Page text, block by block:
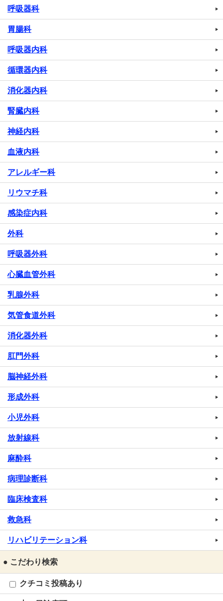
呼吸器科
胃腸科
呼吸器内科
循環器内科
消化器内科
腎臓内科
神経内科
血液内科
アレルギー科
リウマチ科
感染症内科
外科
呼吸器外科
心臓血管外科
乳腺外科
気管食道外科
消化器外科
肛門外科
脳神経外科
形成外科
小児外科
放射線科
麻酔科
病理診断科
臨床検査科
救急科
リハビリテーション科
● こだわり検索
クチコミ投稿あり